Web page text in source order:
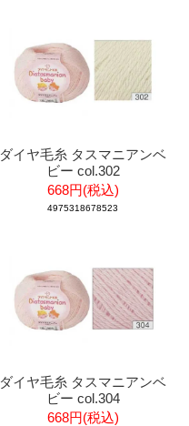
ダイヤ毛糸 タスマニアンベ
ビー col.302
668円(税込)
4975318678523
ダイヤ毛糸 タスマニアンベ
ビー col.304
668円(税込)